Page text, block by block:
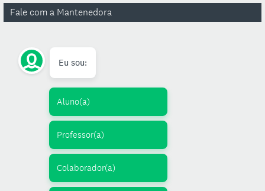
Fale com a Mantenedora
Eu sou:
Aluno(a)
Professor(a)
Colaborador(a)